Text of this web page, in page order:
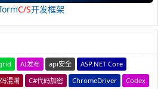
C/S开发框架
AI发布 api安全
ASP.NET Core
混淆 C#代码加密 ChromeDriver
Codex